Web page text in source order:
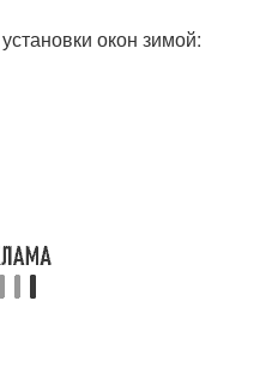
окон зимой: